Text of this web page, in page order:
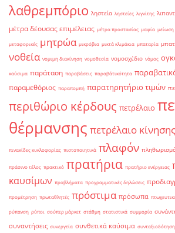
λαθρεμπόριο ληστεία ληστείες λιγνίτης
μέτρα δέουσας επιμέλειας μέτρα προστασίας μαφία μείωση
μεταφορικές μητρώα μικρόβια μικτά κλιμάκια μπαταρία
νοθεία νομιμη διακίνηση νομοθεσία νομοσχέδιο νόμος
καύσιμα παράταση παραβάσεις παραβάτικότητα
παραμεθόριος παραπομπή παρατηρητήριο τιμών
περιθώριο κέρδους πετρέλαιο
θέρμανσης πετρέλαιο κίνησης
πινακίδες κυκλοφορίας πιστοποιητικά πλαφόν
πράσινο τέλος πρακτικό πρατήρια πρατήριο ενέργειας
καυσίμων προβλήματα προγραμματικές δηλώσεις
προμέτρηση πρωταθλητές πρόστιμα πρόσωπα
ρύπανση ρύποι σούπερ μάρκετ στάθμη στατιστικά συμμορία
συναντήσεις συνεργεία συνθετικά καύσιμα συνταξιοδότηση